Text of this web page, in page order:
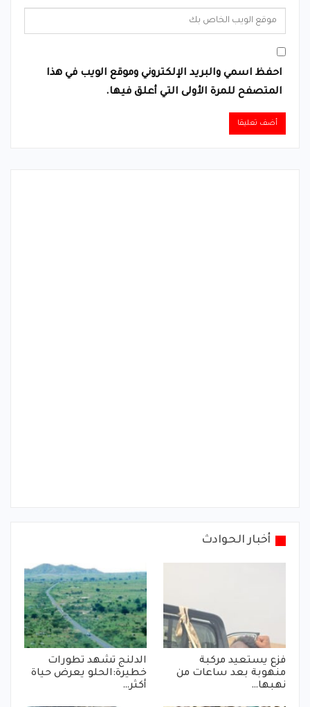
احفظ اسمي والبريد الإلكتروني وموقع الويب في هذا
المتصفح للمرة الأولى التي أعلق فيها.
أخبار الحوادث
فزع يستعيد مركبة
منهوبة بعد ساعات من
نهبها…
الدلنج تشهد تطورات
خطيرة:الحلو يعرض حياة
أكثر…